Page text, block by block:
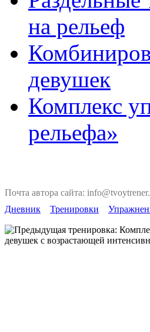
на рельеф
девушек
Комплекс
рельефа»
Почта автора сайта:
Дневник
Тренировки